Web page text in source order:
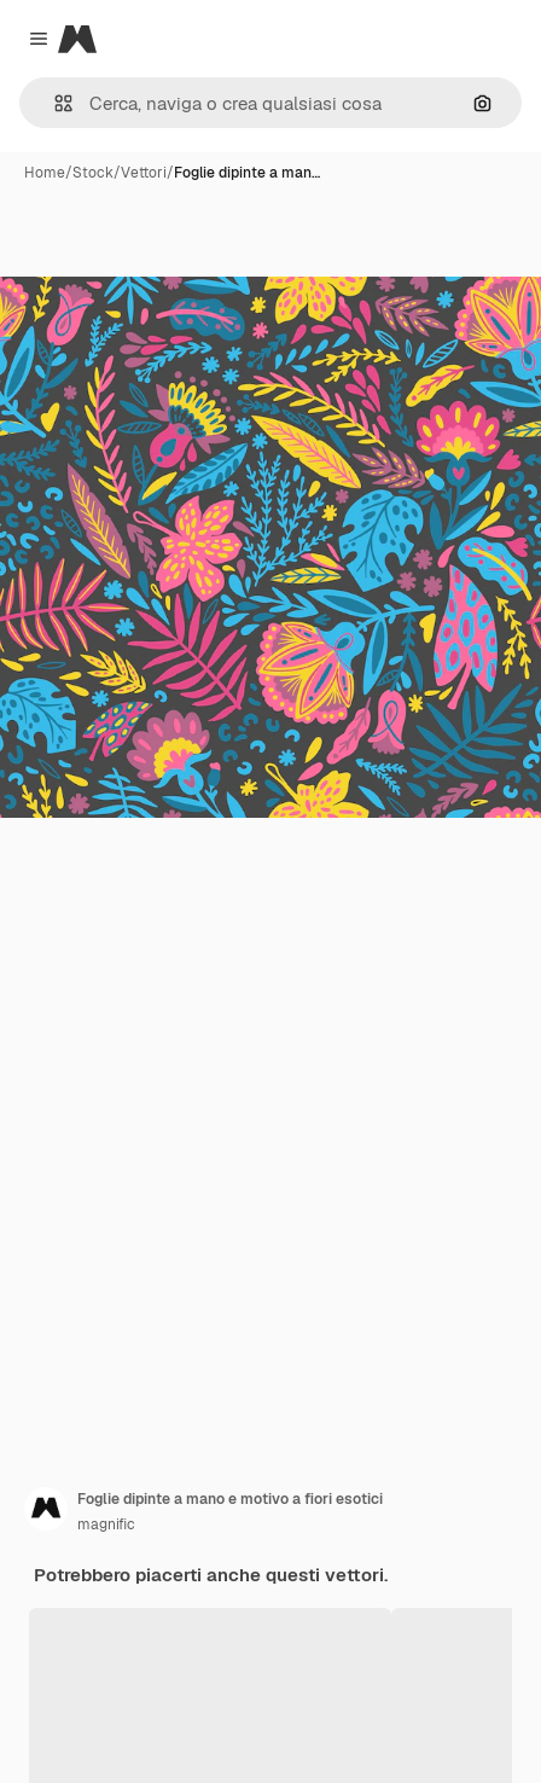
Close menu
Magnific
Cerca
Home/Stock/Vettori/Foglie dipinte a man…
Foglie dipinte a mano e motivo a fiori esotici
magnific
Potrebbero piacerti anche questi vettori.